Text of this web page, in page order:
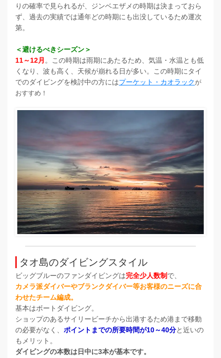
りの確率で見られるが、ジンベエザメの時期は決まっておら
ず、過去の実績では通年どの時期にも出没しているため運次
第。
＜避けるべきシーズン＞
11～12月 。この時期は雨期にあたるため、気温・水温とも低
くなり、波も高く、天候が崩れる日が多い。この時期にタイ
でのダイビングを検討中の方にはプーケット・カオラック が
おすすめ！
タオ島のダイビングスタイル
ビッグブルーのファンダイビングは完全少人数制 で、
カメラ派ダイバーやブランクダイバー等お客様のニーズに合
わせたチーム編成。
基本はボートダイビング。
ショップのあるサイリービーチから出港するため港まで移動
の必要がなく、 ポイントまでの所要時間が10～40分と近いの
もメリット。
ダイビングの本数は日中に3本が基本です。